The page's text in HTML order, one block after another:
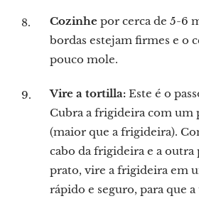
Cozinhe por cerca de 5-6
bordas estejam firmes e o
pouco mole.
Vire a tortilla: Este é o
Cubra a frigideira com um
(maior que a frigideira).
cabo da frigideira e a outra
prato, vire a frigideira em
rápido e seguro, para que